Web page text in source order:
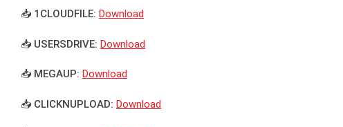
📥 1CLOUDFILE: Download
📥 USERSDRIVE: Download
📥 MEGAUP: Download
📥 CLICKNUPLOAD: Download